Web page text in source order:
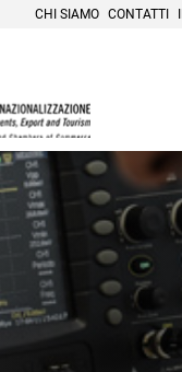
CHI SIAMO CONTATTI